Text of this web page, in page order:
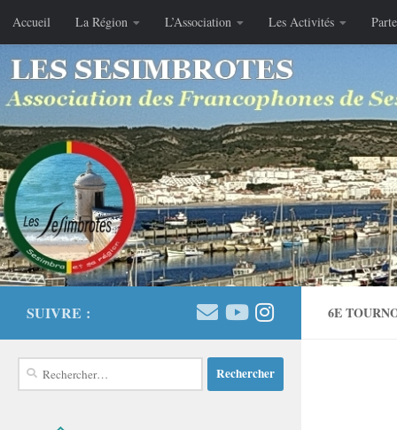
Skip to content
Accueil La Région L’Association Les Activités
6E
SUIVRE :
Rechercher :